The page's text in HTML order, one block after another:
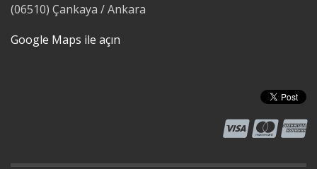
(06510) Çankaya / Ankara
Google Maps ile açın